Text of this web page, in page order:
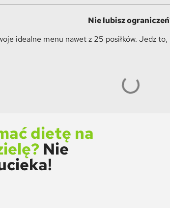
Nie lubisz
idealne menu nawet z 25 posiłków. Jedz
dietę na
Nie